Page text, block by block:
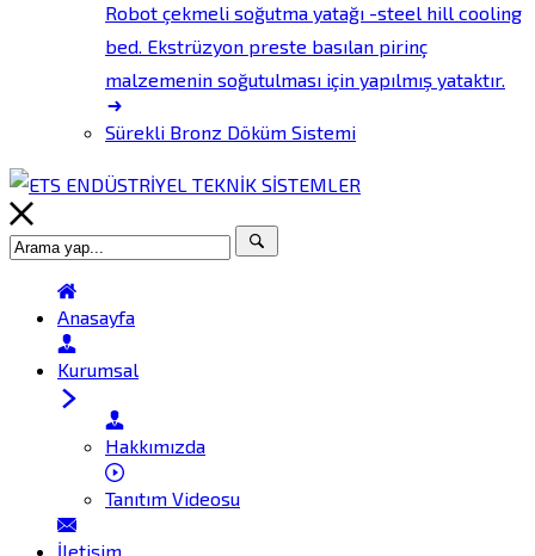
Robot çekmeli soğutma yatağı -steel hill cooling
bed. Ekstrüzyon preste basılan pirinç
malzemenin soğutulması için yapılmış yataktır.
Sürekli Bronz Döküm Sistemi
Anasayfa
Kurumsal
Hakkımızda
Tanıtım Videosu
İletişim